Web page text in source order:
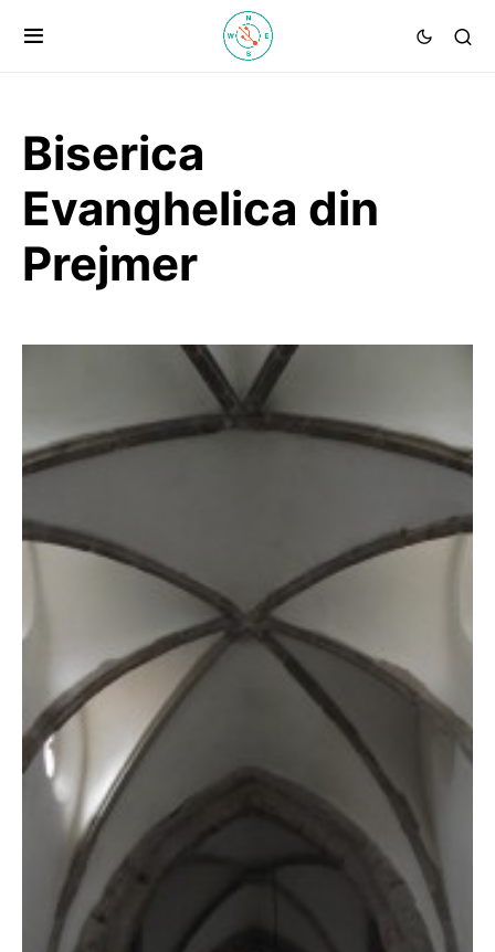
Biserica
Evanghelica din
Prejmer